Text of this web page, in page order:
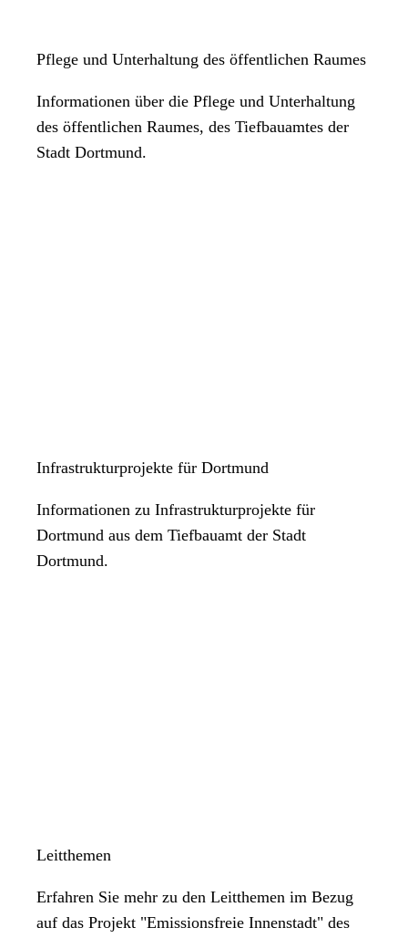
Pflege und Unterhaltung des öffentlichen Raumes
Informationen über die Pflege und Unterhaltung
des öffentlichen Raumes, des Tiefbauamtes der
Stadt Dortmund.
Infrastrukturprojekte für Dortmund
Informationen zu Infrastrukturprojekte für
Dortmund aus dem Tiefbauamt der Stadt
Dortmund.
Leitthemen
Erfahren Sie mehr zu den Leitthemen im Bezug
auf das Projekt "Emissionsfreie Innenstadt" des